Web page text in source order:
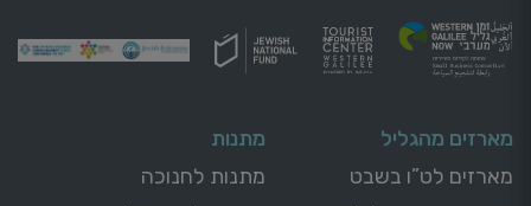
מארזים מהגליל
מארזים לט”ו בשבט
מתנות
מתנות לחנוכה